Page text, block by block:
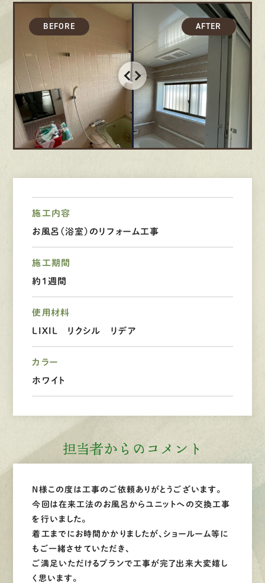
採用情報
募集要項
先輩インタビュー
エントリー
有資格者が、無料建物診断いたします!!
0120-44-2605
施工内容
お風呂（浴室）のリフォーム工事
施工期間
約1週間
使用材料
LIXIL リクシル リデア
カラー
ホワイト
担当者からのコメント
N様この度は工事のご依頼ありがとうございます。
今回は在来工法のお風呂からユニットへの交換工事
を行いました。
着工までにお時間かかりましたが、ショールーム等に
もご一緒させていただき、
ご満足いただけるプランで工事が完了出来大変嬉し
く思います。